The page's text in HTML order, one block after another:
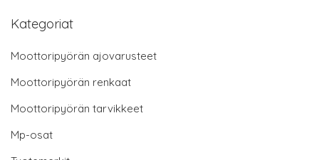
Kategoriat
Moottoripyörän ajovarusteet
Moottoripyörän renkaat
Moottoripyörän tarvikkeet
Mp-osat